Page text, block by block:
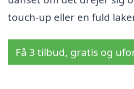
touch-up eller en fuld
Få 3 tilbud, gratis og